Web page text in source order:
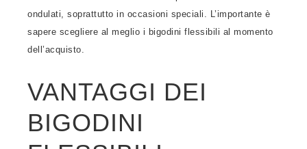
ondulati, soprattutto in occasioni speciali. L’importante è
sapere scegliere al meglio i bigodini flessibili al momento
dell’acquisto.
VANTAGGI DEI
BIGODINI